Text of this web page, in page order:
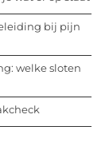
bij pijn
welke sloten